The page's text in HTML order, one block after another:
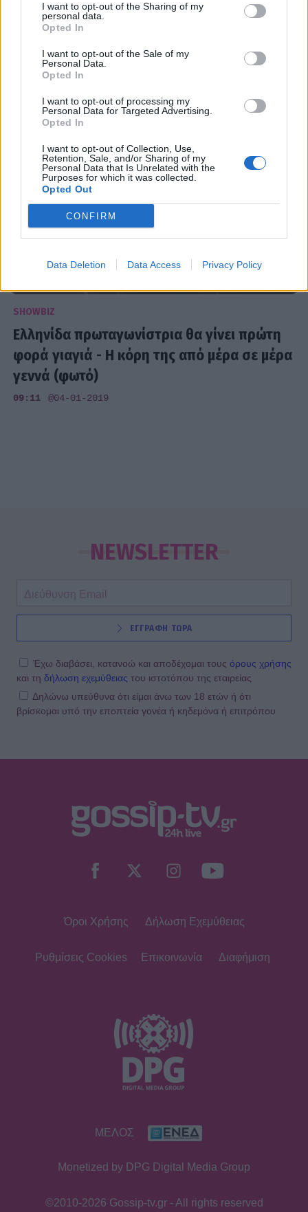
I want to opt-out of the Sharing of my
personal data.
Opted In
I want to opt-out of the Sale of my
Personal Data.
Opted In
I want to opt-out of processing my
Personal Data for Targeted Advertising.
Opted In
I want to opt-out of Collection, Use,
Retention, Sale, and/or Sharing of my
Personal Data that Is Unrelated with the
Purposes for which it was collected.
Opted Out
CONFIRM
Data Deletion Data Access Privacy Policy
SHOWBIZ
φωτό με το εγγονάκι της
SHOWBIZ
Ελληνίδα πρωταγωνίστρια θα γίνει πρώτη
φορά γιαγιά - Η κόρη της από μέρα σε μέρα
γεννά (φωτό)
09:11 @04-01-2019
NEWSLETTER
ΕΓΓΡΑΦΗ ΤΩΡΑ
Έχω διαβάσει, κατανοώ και αποδέχομαι τους όρους χρήσης
και τη δήλωση εχεμύθειας του ιστοτόπου της εταιρείας
Δηλώνω υπεύθυνα ότι είμαι άνω των 18 ετών ή ότι
βρίσκομαι υπό την εποπτεία γονέα ή κηδεμόνα ή επιτρόπου
Όροι Χρήσης Δήλωση Εχεμύθειας
Ρυθμίσεις Cookies Επικοινωνία Διαφήμιση
ΜΕΛΟΣ
Monetized by DPG Digital Media Group
©2010-2026 Gossip-tv.gr - All rights reserved